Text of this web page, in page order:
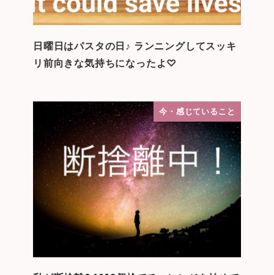
日曜日はパスタの日♪ ランニングしてスッキ
リ前向きな気持ちになったよ♡
今・感じていること